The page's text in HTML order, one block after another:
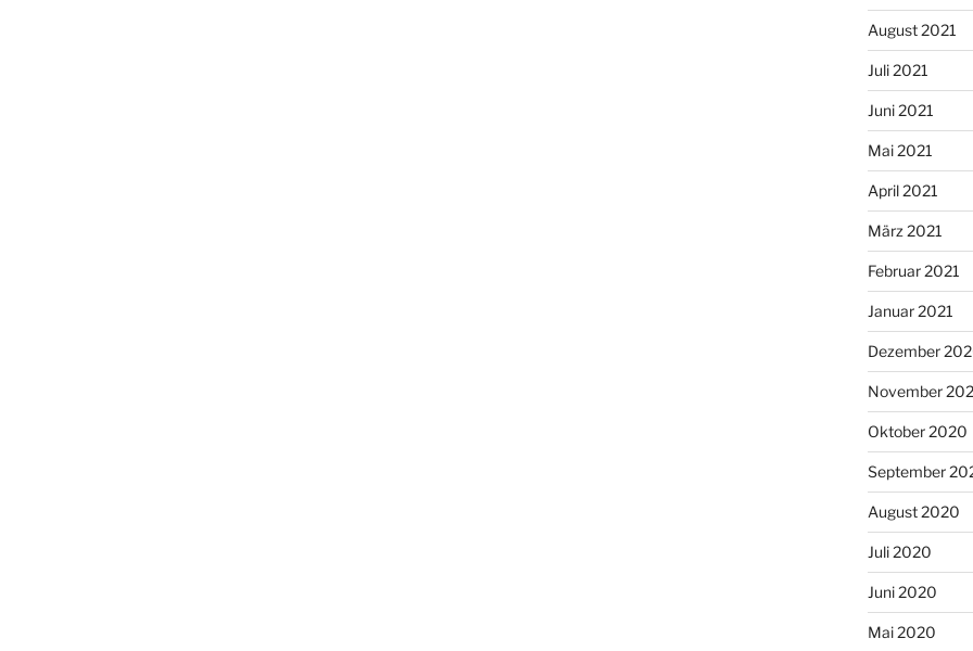
August 2021
Juli 2021
Juni 2021
Mai 2021
April 2021
März 2021
Februar 2021
Januar 2021
Dezember
November
Oktober 2020
September
August 2020
Juli 2020
Juni 2020
Mai 2020